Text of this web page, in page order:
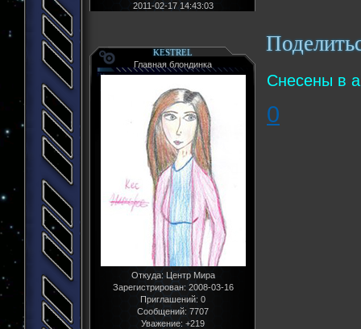
2011-02-17 14:43:03
KESTREL
Главная блондинка
Откуда: Центр Мира
Зарегистрирован: 2008-03-16
Приглашений: 0
Сообщений: 7707
Уважение: +219
Снесены в
0